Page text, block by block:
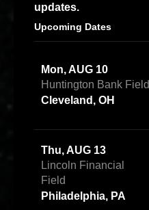
updates.
Upcoming Dates
Mon, AUG 10
Huntington Bank Field
Cleveland, OH
Thu, AUG 13
Lincoln Financial
Field
Philadelphia, PA